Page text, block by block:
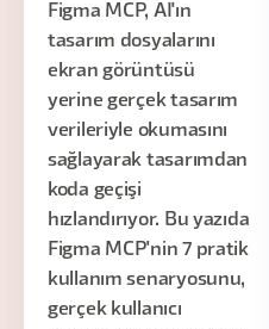
Figma MCP, AI'ın
tasarım dosyalarını
ekran görüntüsü
yerine gerçek tasarım
verileriyle okumasını
sağlayarak tasarımdan
koda geçişi
hızlandırıyor. Bu yazıda
Figma MCP'nin 7 pratik
kullanım senaryosunu,
gerçek kullanıcı